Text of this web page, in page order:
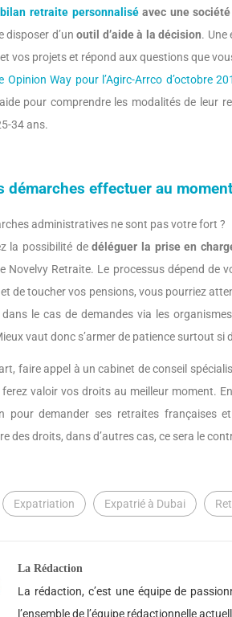
bilan retraite personnaliséavec une
disposer d’unoutil d’aide à la décision. Une
vos projets et répond aux questions que
Opinion Way pour l’Agirc-Arrco d’octobre
pour comprendre les modalités de leur
34 ans.
démarches effectuer au
administratives ne sont pas votre fort ?
la possibilité dedéléguer la prise en
Novelvy Retraite. Le processus dépend de
de toucher vos pensions, vous pourriez
le cas de demandes via les
vaut donc s’armer de patience surtout si
faire appel à un cabinet de conseil
valoir vos droits au meilleur moment.
pour demander ses retraites françaises
des droits, dans d’autres cas, ce sera le
Expatriation Expatrié à Dubai
La Rédaction
La rédaction, c’est une équipe de
l’ensemble de l’équipe rédactionnelle